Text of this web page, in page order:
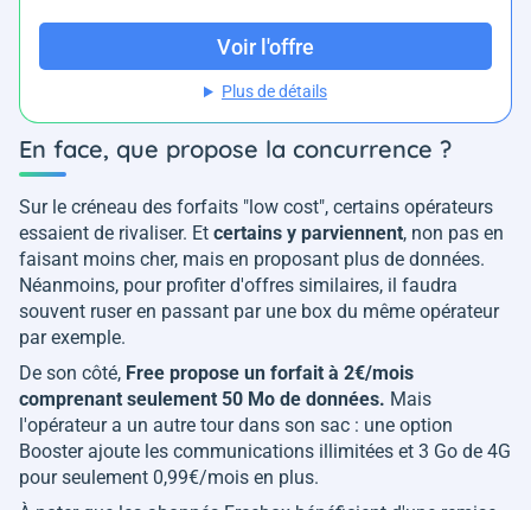
Voir l'offre
Plus de détails
En face, que propose la concurrence ?
Sur le créneau des forfaits "low cost", certains opérateurs
essaient de rivaliser. Et certains y parviennent, non pas en
faisant moins cher, mais en proposant plus de données.
Néanmoins, pour profiter d'offres similaires, il faudra
souvent ruser en passant par une box du même opérateur
par exemple.
De son côté, Free propose un forfait à 2€/mois
comprenant seulement 50 Mo de données. Mais
l'opérateur a un autre tour dans son sac : une option
Booster ajoute les communications illimitées et 3 Go de 4G
pour seulement 0,99€/mois en plus.